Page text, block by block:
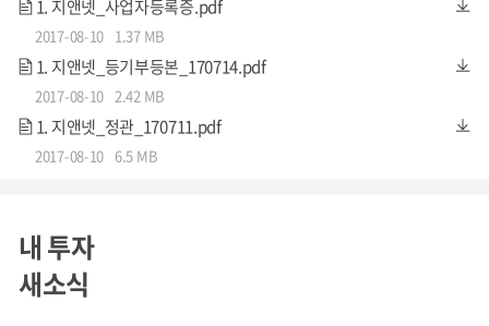
1. 지앤넷_사업자등록증.pdf
2017-08-10 1.37 MB
1. 지앤넷_등기부등본_170714.pdf
2017-08-10 2.42 MB
1. 지앤넷_정관_170711.pdf
2017-08-10 6.5 MB
내 투자
새소식